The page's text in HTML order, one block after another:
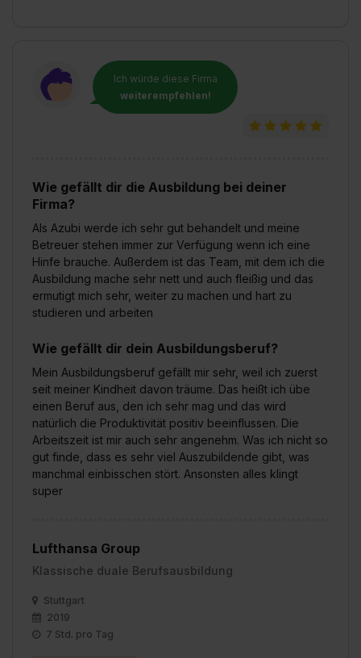
Ich würde diese Firma
weiterempfehlen!
Wie gefällt dir die Ausbildung bei deiner
Firma?
Als Azubi werde ich sehr gut behandelt und meine
Betreuer stehen immer zur Verfügung wenn ich eine
Hinfe brauche. Außerdem ist das Team, mit dem ich die
Ausbildung mache sehr nett und auch fleißig und das
ermutigt mich sehr, weiter zu machen und hart zu
studieren und arbeiten
Wie gefällt dir dein Ausbildungsberuf?
Mein Ausbildungsberuf gefällt mir sehr, weil ich zuerst
seit meiner Kindheit davon träume. Das heißt ich übe
einen Beruf aus, den ich sehr mag und das wird
natürlich die Produktivität positiv beeinflussen. Die
Arbeitszeit ist mir auch sehr angenehm. Was ich nicht so
gut finde, dass es sehr viel Auszubildende gibt, was
manchmal einbisschen stört. Ansonsten alles klingt
super
Lufthansa Group
Klassische duale Berufsausbildung
Stuttgart
2019
7 Std. pro Tag